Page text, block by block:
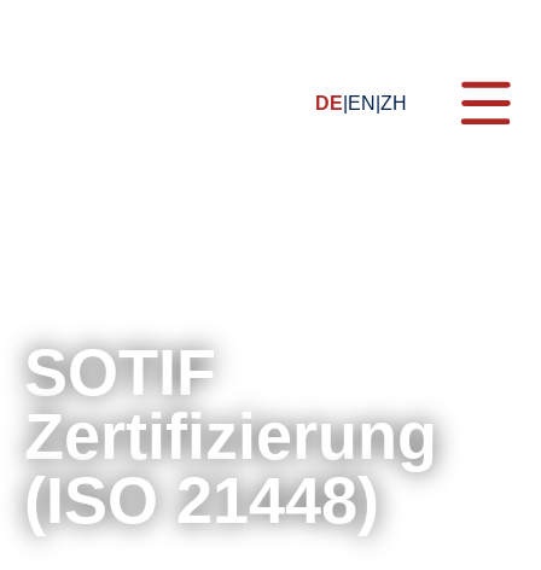
DE EN ZH
Formate
Schulungen
Zertifizierung
E-Learning
Webinare
Für Unternehmen
SOTIF
Zertifizierung
(ISO 21448)